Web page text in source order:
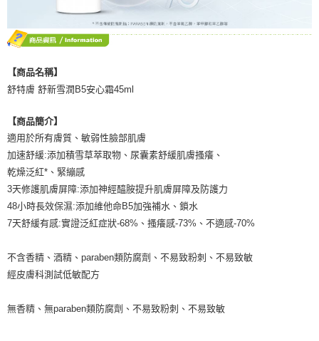
【商品名稱】
舒特膚 舒新雪潤B5安心霜45ml
【商品簡介】
適用於所有膚質、敏弱性臉部肌膚
加速舒緩:添加積雪草萃取物、尿囊素舒緩肌膚搔癢、
乾燥泛紅*、緊繃感
3天修護肌膚屏障:添加神經醯胺提升肌膚屏障及防護力
48小時長效保濕:添加維他命B5加強補水、鎖水
7天舒緩有感:實證泛紅症狀-68%、搔癢感-73%、不適感-70%
不含香精、酒精、paraben類防腐劑、不易致粉刺、不易致敏
經皮膚科測試低敏配方
無香精、無paraben類防腐劑、不易致粉刺、不易致敏